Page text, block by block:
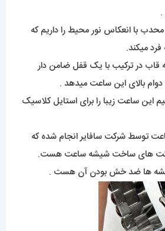
.
با انعکاس نور محیط را داریم که
میکند.
قاب در ترکیب با یک قفل ضامن دار
بالای این ساعت میدهد .
این ساعت زیبا را برای استایل کلاسیک
توسط شرکت سافایر انجام شده که
های ساخت شیشه ساعت هست.
ها ضد خش بودن آن هست .